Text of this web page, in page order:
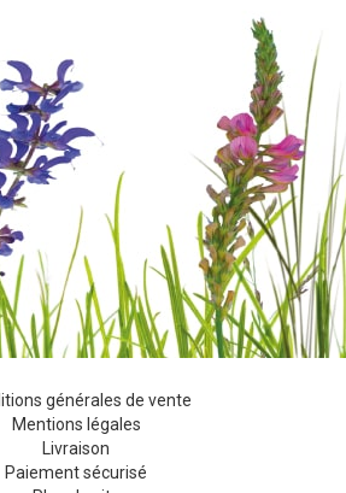
générales de vente
Mentions légales
Livraison
Paiement sécurisé